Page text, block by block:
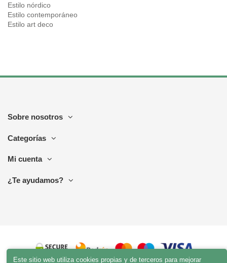
Estilo nórdico
Estilo contemporáneo
Estilo art deco
Sobre nosotros
Categorías
Mi cuenta
¿Te ayudamos?
Este sitio web utiliza cookies propias y de terceros para mejorar